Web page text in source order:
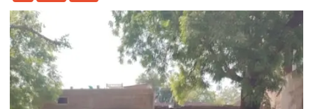
करेगी
निःशुल्क
प्रशिक्षण
शिविर